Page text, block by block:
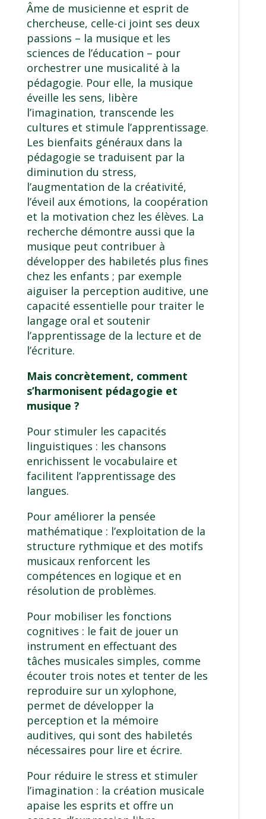
Âme de musicienne et esprit de
chercheuse, celle-ci joint ses deux
passions – la musique et les
sciences de l’éducation – pour
orchestrer une musicalité à la
pédagogie. Pour elle, la musique
éveille les sens, libère
l’imagination, transcende les
cultures et stimule l’apprentissage.
Les bienfaits généraux dans la
pédagogie se traduisent par la
diminution du stress,
l’augmentation de la créativité,
l’éveil aux émotions, la coopération
et la motivation chez les élèves. La
recherche démontre aussi que la
musique peut contribuer à
développer des habiletés plus fines
chez les enfants ; par exemple
aiguiser la perception auditive, une
capacité essentielle pour traiter le
langage oral et soutenir
l’apprentissage de la lecture et de
l’écriture.
Mais concrètement, comment
s’harmonisent pédagogie et
musique ?
Pour stimuler les capacités
linguistiques : les chansons
enrichissent le vocabulaire et
facilitent l’apprentissage des
langues.
Pour améliorer la pensée
mathématique : l’exploitation de la
structure rythmique et des motifs
musicaux renforcent les
compétences en logique et en
résolution de problèmes.
Pour mobiliser les fonctions
cognitives : le fait de jouer un
instrument en effectuant des
tâches musicales simples, comme
écouter trois notes et tenter de les
reproduire sur un xylophone,
permet de développer la
perception et la mémoire
auditives, qui sont des habiletés
nécessaires pour lire et écrire.
Pour réduire le stress et stimuler
l’imagination : la création musicale
apaise les esprits et offre un